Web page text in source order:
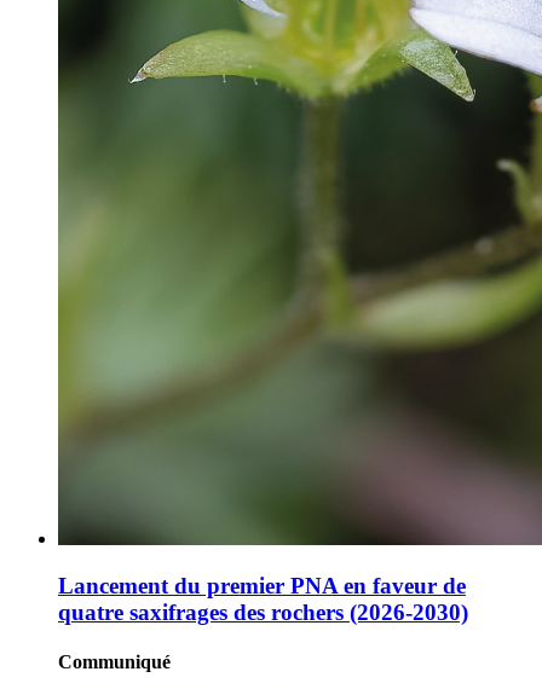
Lancement du premier PNA en faveur de
quatre saxifrages des rochers (2026-2030)
Communiqué